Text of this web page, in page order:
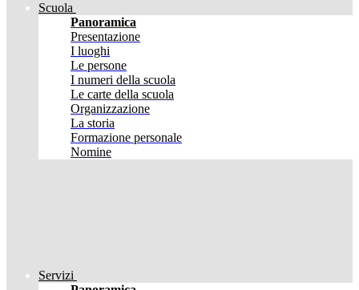
Scuola
Panoramica
Presentazione
I luoghi
Le persone
I numeri della scuola
Le carte della scuola
Organizzazione
La storia
Formazione personale
Nomine
Servizi